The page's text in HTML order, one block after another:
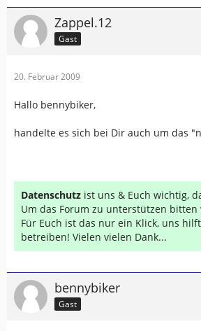
Zappel.12
Gast
20. Februar 2009
Hallo bennybiker,
handelte es sich bei Dir auch um das
Datenschutz ist uns & Euch wichtig,
Um das Forum zu unterstützen
Für Euch ist das nur ein Klick, uns
betreiben! Vielen vielen Dank...
bennybiker
Gast